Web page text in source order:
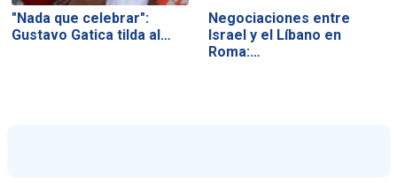
"Nada que celebrar":
Gustavo Gatica tilda al…
Negociaciones entre
Israel y el Líbano en
Roma:…